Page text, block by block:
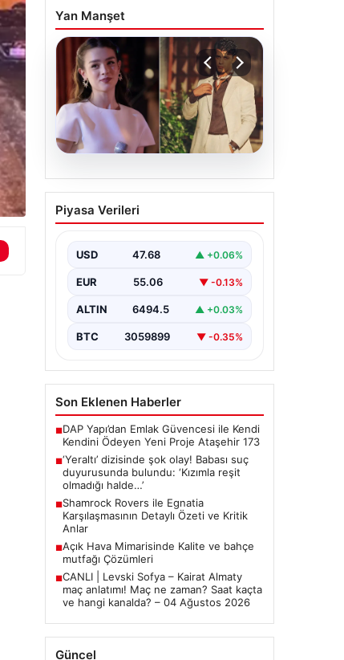
Yan Manşet
05.08.2026
‘Yeraltı’ dizisinde şok
olay! Babası suç
‘Kızımla reşit olmadığı
halde…’
Piyasa Verileri
USD 47.68 ▲ +0.06%
EUR 55.06 ▼ -0.13%
ALTIN 6494.5 ▲ +0.03%
BTC 3059899 ▼ -0.35%
Son Eklenen Haberler
■DAP Yapı’dan Emlak Güvencesi ile Kendi
Kendini Ödeyen Yeni Proje Ataşehir 173
■‘Yeraltı’ dizisinde şok olay! Babası suç
duyurusunda bulundu: ‘Kızımla reşit
olmadığı halde…’
■Shamrock Rovers ile Egnatia
Karşılaşmasının Detaylı Özeti ve Kritik
Anlar
■Açık Hava Mimarisinde Kalite ve bahçe
mutfağı Çözümleri
■CANLI | Levski Sofya – Kairat Almaty
maç anlatımı! Maç ne zaman? Saat kaçta
ve hangi kanalda? – 04 Ağustos 2026
Güncel